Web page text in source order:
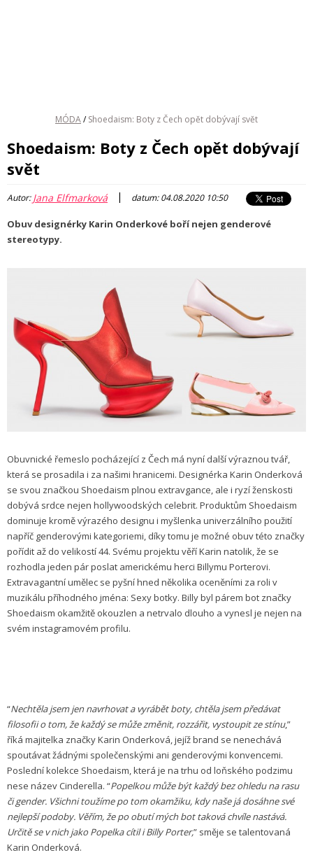
MÓDA/ Shoedaism: Boty z Čech opět dobývají svět
Shoedaism: Boty z Čech opět dobývají
svět
Autor:Jana Elfmarková | datum: 04.08.2020 10:50
Obuv designérky Karin Onderkové boří nejen genderové
stereotypy.
Obuvnické řemeslo pocházející z Čech má nyní další výraznou tvář,
která se prosadila i za našimi hranicemi. Designérka Karin Onderková
se svou značkou Shoedaism plnou extravgance, ale i ryzí ženskosti
dobývá srdce nejen hollywoodských celebrit. Produktům Shoedaism
dominuje kromě výrazého designu i myšlenka univerzálního použití
napříč genderovými kategoriemi, díky tomu je možné obuv této značky
pořídit až do velikostí 44. Svému projektu věří Karin natolik, že se
rozhodla jeden pár poslat americkému herci Billymu Porterovi.
Extravagantní umělec se pyšní hned několika oceněními za roli v
muzikálu příhodného jména: Sexy botky. Billy byl párem bot značky
Shoedaism okamžitě okouzlen a netrvalo dlouho a vynesl je nejen na
svém instagramovém profilu.
“Nechtěla jsem jen navrhovat a vyrábět boty, chtěla jsem předávat
filosofii o tom, že každý se může změnit, rozzářit, vystoupit ze stínu,”
říká majitelka značky Karin Onderková, jejíž brand se nenechává
spoutávat žádnými společenskými ani genderovými konvencemi.
Poslední kolekce Shoedaism, která je na trhu od loňského podzimu
nese název Cinderella. “Popelkou může být každý bez ohledu na rasu
či gender. Všichni toužíme po tom okamžiku, kdy naše já dosáhne své
nejlepší podoby. Věřím, že po obutí mých bot taková chvíle nastává.
Určitě se v nich jako Popelka cítil i Billy Porter,” směje se talentovaná
Karin Onderková.